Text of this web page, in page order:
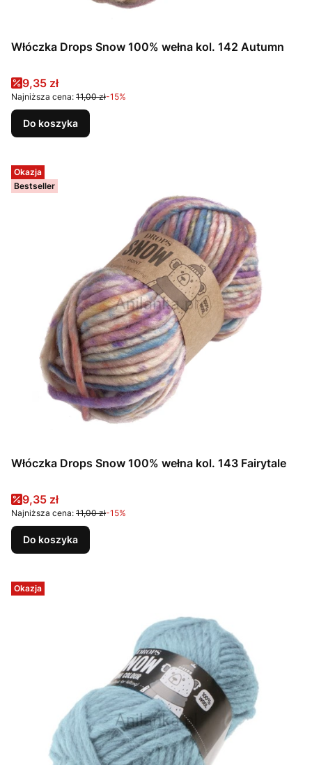
Włóczka Drops Snow 100% wełna kol. 142 Autumn
Cena promocyjna
9,35 zł
Najniższa cena: 11,00 zł-15%
Do koszyka
Okazja
Bestseller
Włóczka Drops Snow 100% wełna kol. 143 Fairytale
Cena promocyjna
9,35 zł
Najniższa cena: 11,00 zł-15%
Do koszyka
Okazja